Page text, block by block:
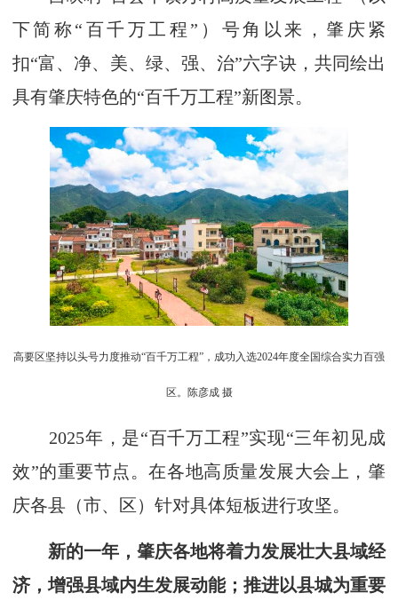
下简称“百千万工程”）号角以来，肇庆紧
扣“富、净、美、绿、强、治”六字诀，共同绘出
具有肇庆特色的“百千万工程”新图景。
高要区坚持以头号力度推动“百千万工程”，成功入选2024年度全国综合实力百强
区。陈彦成 摄
2025年，是“百千万工程”实现“三年初见成
效”的重要节点。在各地高质量发展大会上，肇
庆各县（市、区）针对具体短板进行攻坚。
新的一年，肇庆各地将着力发展壮大县域经
济，增强县域内生发展动能；推进以县城为重要